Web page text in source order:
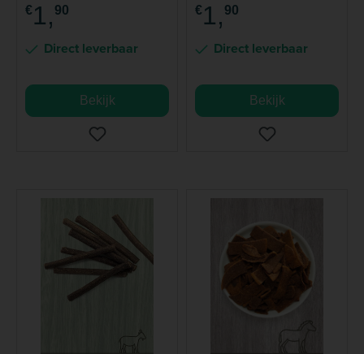
€1, 90
Direct leverbaar
Bekijk
€1, 90
Direct leverbaar
Bekijk